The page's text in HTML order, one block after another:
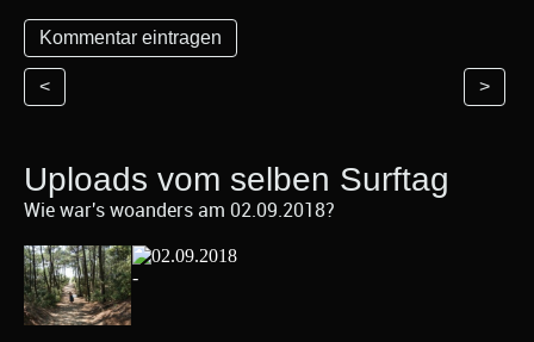
< >
Uploads vom selben Surftag
Wie war's woanders am 02.09.2018?